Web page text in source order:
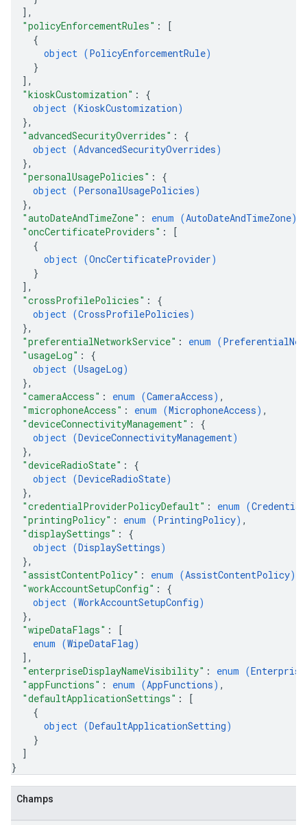
] ,
"policyEnforcementRules" :
[
{
object (PolicyEnforcementRule)
}
] ,
"kioskCustomization" : {
object (KioskCustomization)
},
"advancedSecurityOverrides" : {
object (AdvancedSecurityOverrides)
},
"personalUsagePolicies" : {
object (PersonalUsagePolicies)
},
"autoDateAndTimeZone" : enum (AutoDateAndTimeZone)
"oncCertificateProviders" :
[
{
object (OncCertificateProvider)
}
] ,
"crossProfilePolicies" : {
object (CrossProfilePolicies)
},
"preferentialNetworkService" : enum (
"usageLog" : {
object (UsageLog)
},
"cameraAccess" : enum (CameraAccess) ,
"microphoneAccess" : enum (MicrophoneAccess) ,
"deviceConnectivityManagement" : {
object (DeviceConnectivityManagement)
},
"deviceRadioState" : {
object (DeviceRadioState)
},
"credentialProviderPolicyDefault" : enum (
"printingPolicy" : enum (PrintingPolicy) ,
"displaySettings" : {
object (DisplaySettings)
},
"assistContentPolicy" : enum (AssistContentPolicy)
"workAccountSetupConfig" : {
object (WorkAccountSetupConfig)
},
"wipeDataFlags" :
[
enum (WipeDataFlag)
] ,
"enterpriseDisplayNameVisibility" : enum (
"appFunctions" : enum (AppFunctions) ,
"defaultApplicationSettings" :
[
{
object (DefaultApplicationSetting)
}
]
}
Champs